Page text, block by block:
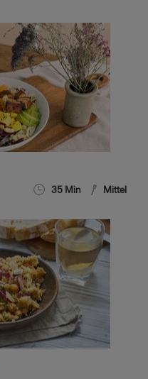
35 Min Mittel